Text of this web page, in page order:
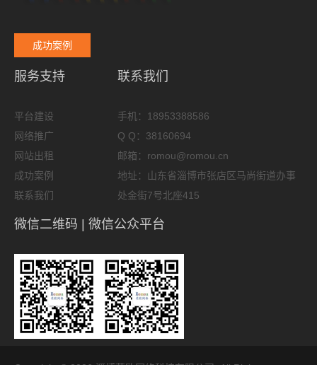
成功案例
服务支持
平台建设
网络推广
网站出租
成功案例
联系我们
联系我们
手机：18953388586
Q Q：38160694
邮箱：romou@romou.cn
地址：山东省淄博市张店区马尚街道办事
处金街7号北座415
微信二维码 | 微信公众平台